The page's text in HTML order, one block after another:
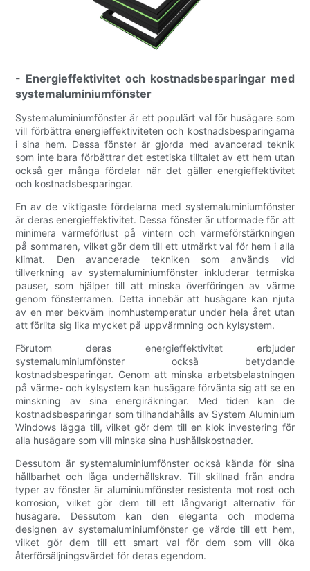
- Energieffektivitet och kostnadsbesparingar med
systemaluminiumfönster
Systemaluminiumfönster är ett populärt val för husägare som
vill förbättra energieffektiviteten och kostnadsbesparingarna
i sina hem. Dessa fönster är gjorda med avancerad teknik
som inte bara förbättrar det estetiska tilltalet av ett hem utan
också ger många fördelar när det gäller energieffektivitet
och kostnadsbesparingar.
En av de viktigaste fördelarna med systemaluminiumfönster
är deras energieffektivitet. Dessa fönster är utformade för att
minimera värmeförlust på vintern och värmeförstärkningen
på sommaren, vilket gör dem till ett utmärkt val för hem i alla
klimat. Den avancerade tekniken som används vid
tillverkning av systemaluminiumfönster inkluderar termiska
pauser, som hjälper till att minska överföringen av värme
genom fönsterramen. Detta innebär att husägare kan njuta
av en mer bekväm inomhustemperatur under hela året utan
att förlita sig lika mycket på uppvärmning och kylsystem.
Förutom deras energieffektivitet erbjuder
systemaluminiumfönster också betydande
kostnadsbesparingar. Genom att minska arbetsbelastningen
på värme- och kylsystem kan husägare förvänta sig att se en
minskning av sina energiräkningar. Med tiden kan de
kostnadsbesparingar som tillhandahålls av System Aluminium
Windows lägga till, vilket gör dem till en klok investering för
alla husägare som vill minska sina hushållskostnader.
Dessutom är systemaluminiumfönster också kända för sina
hållbarhet och låga underhållskrav. Till skillnad från andra
typer av fönster är aluminiumfönster resistenta mot rost och
korrosion, vilket gör dem till ett långvarigt alternativ för
husägare. Dessutom kan den eleganta och moderna
designen av systemaluminiumfönster ge värde till ett hem,
vilket gör dem till ett smart val för dem som vill öka
återförsäljningsvärdet för deras egendom.